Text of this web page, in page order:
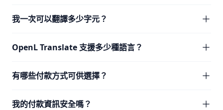
我一次可以翻譯多少字元？
OpenL Translate 支援多少種語言？
有哪些付款方式可供選擇？
我的付款資訊安全嗎？